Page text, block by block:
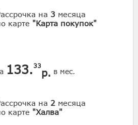
на 3 месяца
карте "Карта покупок"
133. 33
р. в мес.
на 2 месяца
карте "Халва"